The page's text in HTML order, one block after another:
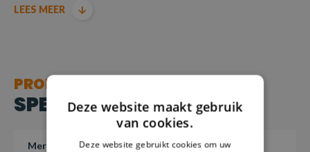
geretourneerd – Maatwerk 1-3 dagen.
LEES MEER
PRODUCT
SPECIFICATIES
Merk SafetyLoad
Deze website maakt gebruik
van cookies.
Deze website gebruikt cookies om uw